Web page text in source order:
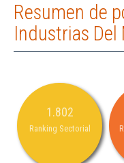
Resumen de
Industrias Del
1.802
Ranking Sectorial